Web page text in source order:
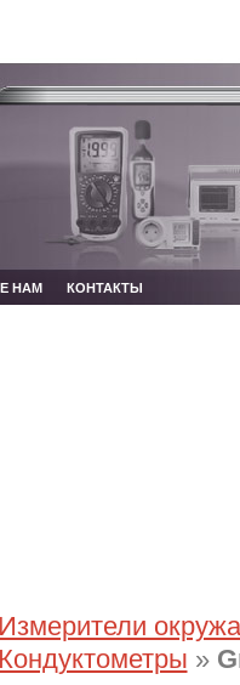
НАМ КОНТАКТЫ
Измерители
Кондуктометры »